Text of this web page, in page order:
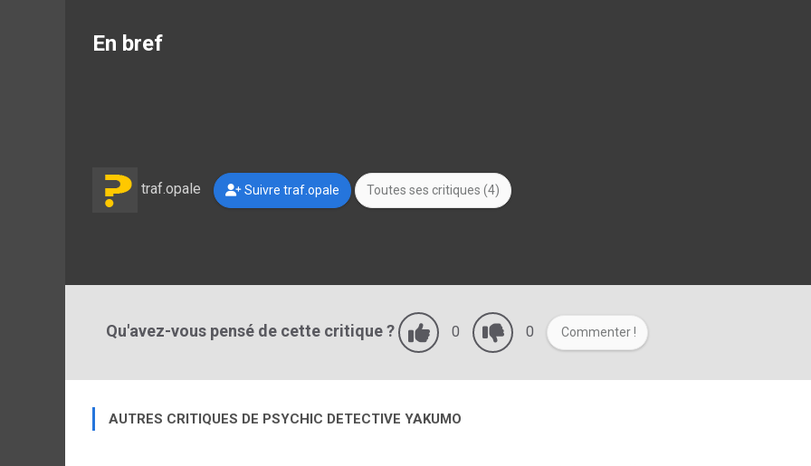
En bref
traf.opale Suivre traf.opale Toutes ses critiques (4)
Qu'avez-vous pensé de cette critique ? 0 0 Commenter !
AUTRES CRITIQUES DE PSYCHIC DETECTIVE YAKUMO